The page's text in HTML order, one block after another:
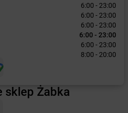
6:00 - 23:00
6:00 - 23:00
6:00 - 23:00
6:00 - 23:00
6:00 - 23:00
8:00 - 20:00
sklep Żabka